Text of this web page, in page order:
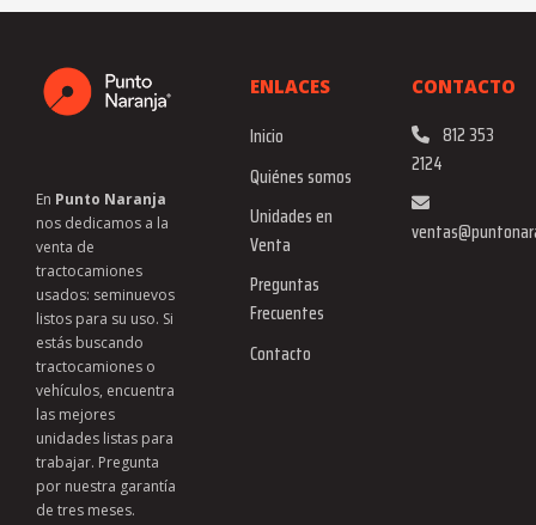
En Punto Naranja
nos dedicamos a la
venta de
tractocamiones
usados: seminuevos
listos para su uso. Si
estás buscando
tractocamiones o
vehículos, encuentra
las mejores
unidades listas para
trabajar. Pregunta
por nuestra garantía
de tres meses. ​
ENLACES
Inicio
Quiénes somos
Unidades en
Venta
Preguntas
Frecuentes
Contacto
CONTACTO
812 353
2124